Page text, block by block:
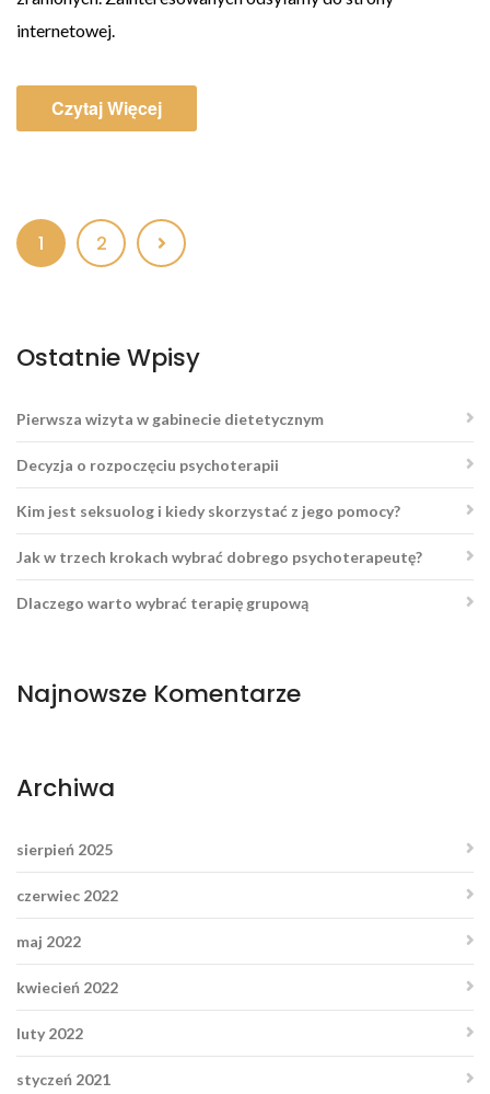
internetowej.
Czytaj Więcej
1 2
Ostatnie Wpisy
Pierwsza wizyta w gabinecie dietetycznym
Decyzja o rozpoczęciu psychoterapii
Kim jest seksuolog i kiedy skorzystać z jego pomocy?
Jak w trzech krokach wybrać dobrego psychoterapeutę?
Dlaczego warto wybrać terapię grupową
Najnowsze Komentarze
Archiwa
sierpień 2025
czerwiec 2022
maj 2022
kwiecień 2022
luty 2022
styczeń 2021